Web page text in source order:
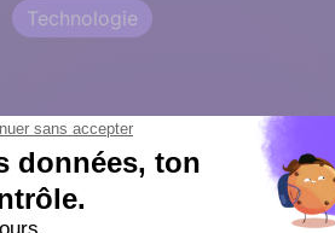
Technologie
Rémunération